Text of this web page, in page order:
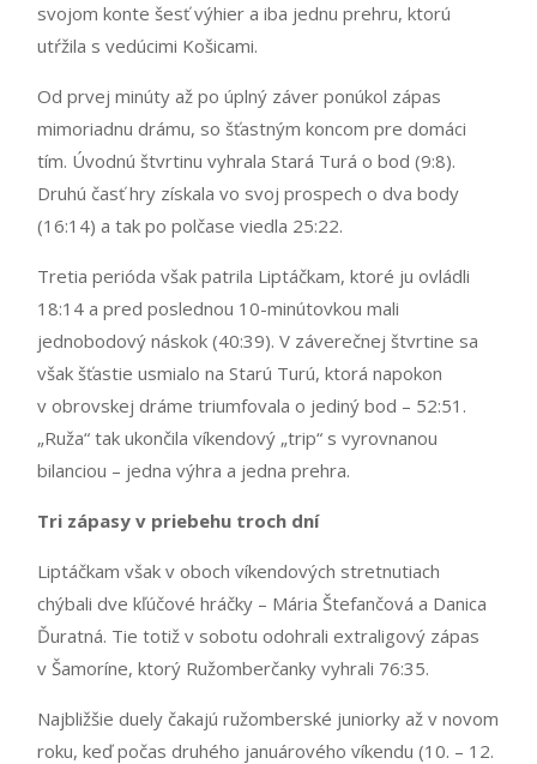
svojom konte šesť výhier a iba jednu prehru, ktorú
utŕžila s vedúcimi Košicami.
Od prvej minúty až po úplný záver ponúkol zápas
mimoriadnu drámu, so šťastným koncom pre domáci
tím. Úvodnú štvrtinu vyhrala Stará Turá o bod (9:8).
Druhú časť hry získala vo svoj prospech o dva body
(16:14) a tak po polčase viedla 25:22.
Tretia perióda však patrila Liptáčkam, ktoré ju ovládli
18:14 a pred poslednou 10-minútovkou mali
jednobodový náskok (40:39). V záverečnej štvrtine sa
však šťastie usmialo na Starú Turú, ktorá napokon
v obrovskej dráme triumfovala o jediný bod – 52:51.
„Ruža“ tak ukončila víkendový „trip“ s vyrovnanou
bilanciou – jedna výhra a jedna prehra.
Tri zápasy v priebehu troch dní
Liptáčkam však v oboch víkendových stretnutiach
chýbali dve kľúčové hráčky – Mária Štefančová a Danica
Ďuratná. Tie totiž v sobotu odohrali extraligový zápas
v Šamoríne, ktorý Ružomberčanky vyhrali 76:35.
Najbližšie duely čakajú ružomberské juniorky až v novom
roku, keď počas druhého januárového víkendu (10. – 12.